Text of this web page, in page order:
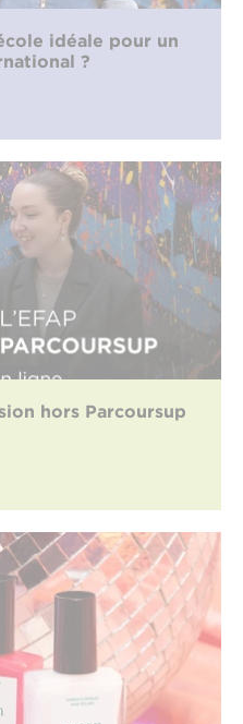
idéale pour un
?
hors Parcoursup